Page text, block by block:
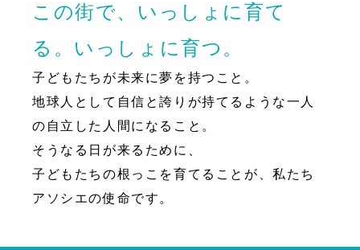
この街で、いっしょに育て
る。いっしょに育つ。
子どもたちが未来に夢を持つこと。
地球人として自信と誇りが持てるような一人
の自立した人間になること。
そうなる日が来るために、
子どもたちの根っこを育てることが、私たち
アソシエの使命です。